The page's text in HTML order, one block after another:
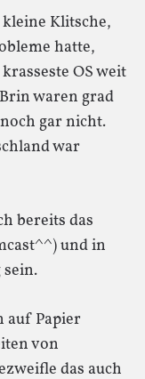
Klitsche,
hatte,
OS weit
waren grad
gar nicht.
war
bereits das
und in
auf Papier
von
das auch